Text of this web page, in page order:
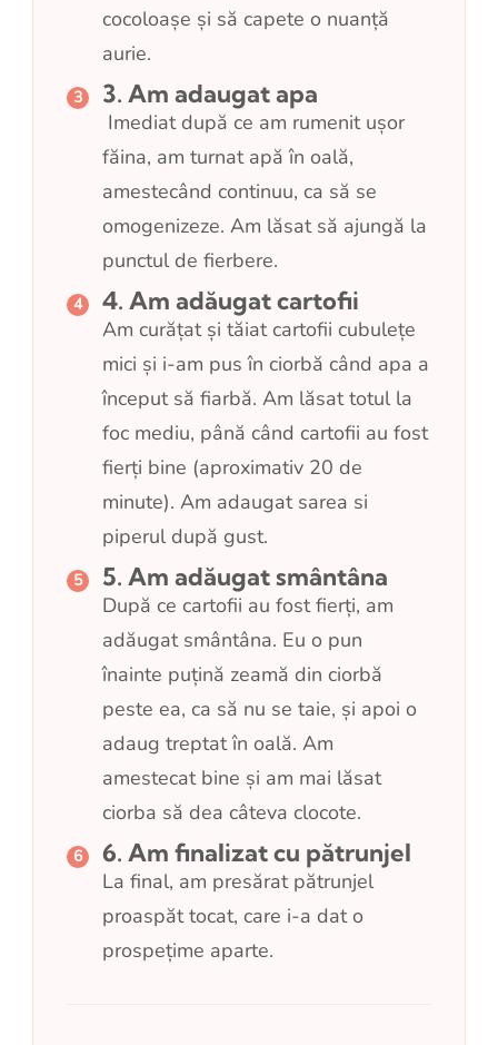
cocoloașe și să capete o nuanță
aurie.
3. Am adaugat apa
Imediat după ce am rumenit ușor
făina, am turnat apă în oală,
amestecând continuu, ca să se
omogenizeze. Am lăsat să ajungă la
punctul de fierbere.
4. Am adăugat cartofii
Am curățat și tăiat cartofii cubulețe
mici și i-am pus în ciorbă când apa a
început să fiarbă. Am lăsat totul la
foc mediu, până când cartofii au fost
fierți bine (aproximativ 20 de
minute). Am adaugat sarea si
piperul după gust.
5. Am adăugat smântâna
După ce cartofii au fost fierți, am
adăugat smântâna. Eu o pun
înainte puțină zeamă din ciorbă
peste ea, ca să nu se taie, și apoi o
adaug treptat în oală. Am
amestecat bine și am mai lăsat
ciorba să dea câteva clocote.
6. Am finalizat cu pătrunjel
La final, am presărat pătrunjel
proaspăt tocat, care i-a dat o
prospețime aparte.